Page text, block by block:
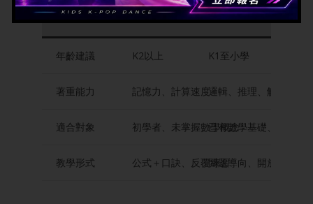
奧數
年齡建議 K2以上 K1至小學
著重能力 記憶力、計算速度邏輯、推理、解難
適合對象 初學者、未掌握數學概念已有數學基礎、愛挑戰
教學形式 公式＋口訣、反覆練習問題導向、開放性思考